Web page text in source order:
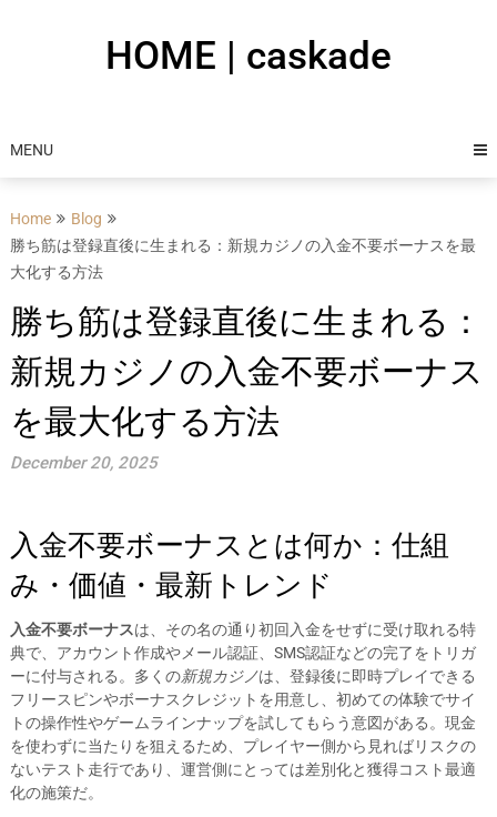
HOME | caskade
MENU
Home
Blog
勝ち筋は登録直後に生まれる：新規カジノの入金不要ボーナスを最
大化する方法
勝ち筋は登録直後に生まれる：
新規カジノの入金不要ボーナス
を最大化する方法
December 20, 2025
入金不要ボーナスとは何か：仕組
み・価値・最新トレンド
入金不要ボーナスは、その名の通り初回入金をせずに受け取れる特
典で、アカウント作成やメール認証、SMS認証などの完了をトリガ
ーに付与される。多くの新規カジノは、登録後に即時プレイできる
フリースピンやボーナスクレジットを用意し、初めての体験でサイ
トの操作性やゲームラインナップを試してもらう意図がある。現金
を使わずに当たりを狙えるため、プレイヤー側から見ればリスクの
ないテスト走行であり、運営側にとっては差別化と獲得コスト最適
化の施策だ。